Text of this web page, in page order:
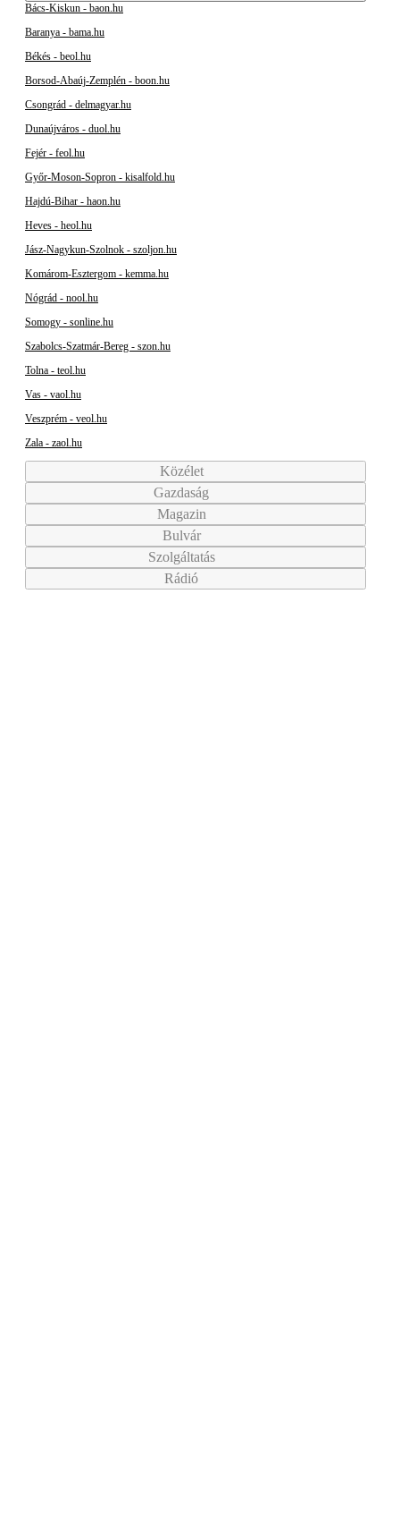
Bács-Kiskun - baon.hu
Baranya - bama.hu
Békés - beol.hu
Borsod-Abaúj-Zemplén - boon.hu
Csongrád - delmagyar.hu
Dunaújváros - duol.hu
Fejér - feol.hu
Győr-Moson-Sopron - kisalfold.hu
Hajdú-Bihar - haon.hu
Heves - heol.hu
Jász-Nagykun-Szolnok - szoljon.hu
Komárom-Esztergom - kemma.hu
Nógrád - nool.hu
Somogy - sonline.hu
Szabolcs-Szatmár-Bereg - szon.hu
Tolna - teol.hu
Vas - vaol.hu
Veszprém - veol.hu
Zala - zaol.hu
Közélet
Gazdaság
Magazin
Bulvár
Szolgáltatás
Rádió